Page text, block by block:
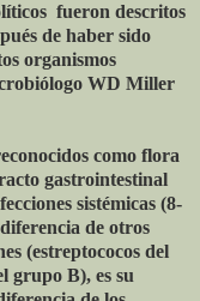
fueron descritos
de haber sido
organismos
WD Miller
como flora
gastrointestinal
sistémicas (8-
de otros
(estreptococos del
grupo B), es su